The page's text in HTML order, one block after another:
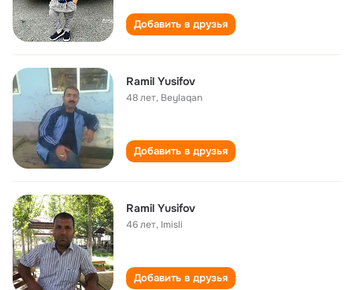
Добавить в друзья
Ramil Yusifov
48 лет, Beylaqan
Добавить в друзья
Ramil Yusifov
46 лет, Imisli
Добавить в друзья